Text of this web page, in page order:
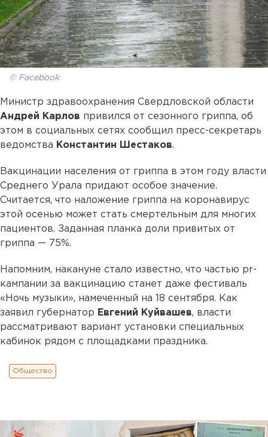
© Facebook
Министр здравоохранения Свердловской области
Андрей Карлов привился от сезонного гриппа, об
этом в социальных сетях сообщил пресс-секретарь
ведомства Константин Шестаков.
Вакцинации населения от гриппа в этом году власти
Среднего Урала придают особое значение.
Считается, что наложение гриппа на коронавирус
этой осенью может стать смертельным для многих
пациентов. Заданная планка доли привитых от
гриппа — 75%.
Напомним, накануне стало известно, что частью pr-
кампании за вакцинацию станет даже фестиваль
«Ночь музыки», намеченный на 18 сентября. Как
заявил губернатор Евгений Куйвашев, власти
рассматривают вариант установки специальных
кабинок рядом с площадками праздника.
Общество